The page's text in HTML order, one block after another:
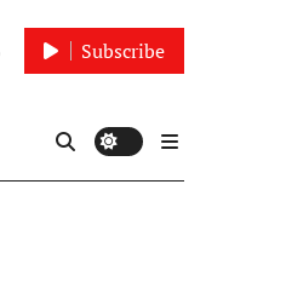
Subscribe